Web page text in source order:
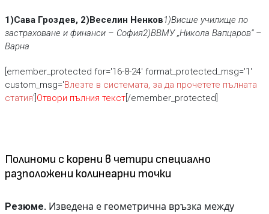
1)Сава Гроздев, 2)Веселин Ненков1)Висше училище по
застраховане и финанси – София2)ВВМУ „Никола Вапцаров“ –
Варна
[emember_protected for='16-8-24' format_protected_msg='1'
custom_msg='Влезте в системата, за да прочетете пълната
статия'] Отвори пълния текст[/emember_protected]
Полиноми с корени в четири специално
разположени колинеарни точки
Резюме.Изведена е геометрична връзка между